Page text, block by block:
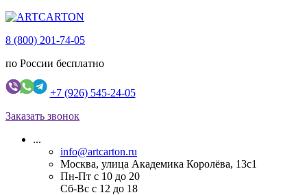
8 (800) 201-74-05
по России бесплатно
+7 (926) 545-24-05
Заказать звонок
...
info@artcarton.ru
Москва, улица Академика Королёва, 13с1
Пн-Пт с 10 до 20
Сб-Вс с 12 до 18